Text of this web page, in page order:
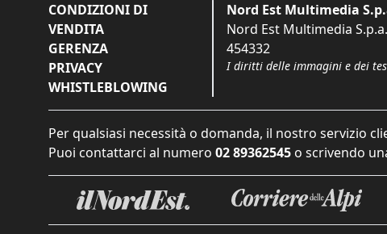
CONDIZIONI DI
VENDITA
GERENZA
PRIVACY
WHISTLEBLOWING
Nord Est Multimedia
Nord Est Multimedia S.p.a.
454332
I diritti delle immagini e dei
Per qualsiasi necessità o domanda, il nostro servizio
Puoi contattarci al numero 02 89362545 o scrivendo